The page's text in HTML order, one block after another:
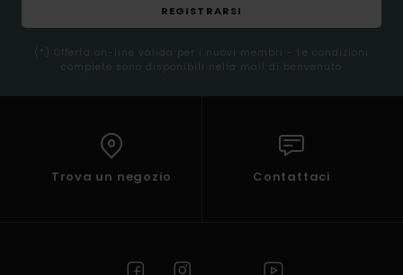
REGISTRARSI
(*) Offerta on-line valida per i nuovi membri - Le condizioni
complete sono disponibili nella mail di benvenuto
Trova un negozio Contattaci